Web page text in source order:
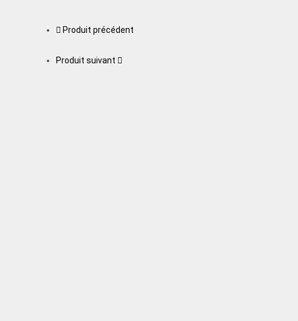
Produit précédent
Produit suivant